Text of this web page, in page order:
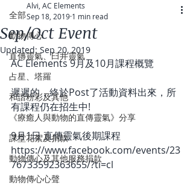
全部
動物傳心
直傳靈氣、臼井靈氣
占星、塔羅
和諧粉彩及其他
《療癒人與動物的直傳靈氣》分享
課堂花絮及捐款
動物傳心及其他服務捐款
動物傳心心聲
Sep/Oct Event
Alvi, AC Elements
Sep 18, 2019 1 min read
Updated: Sep 20, 2019
AC Elements 9月及10月課程概覽
遲遲的，終於Post了活動資料出來，所
有課程仍在招生中!
9月1日 直傳靈氣後期課程
https://www.facebook.com/events/23
76733592363655/?ti=cl